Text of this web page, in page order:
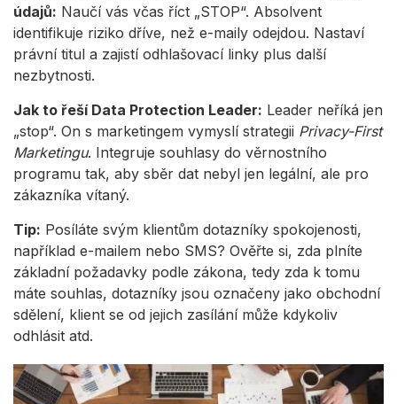
údajů: Naučí vás včas říct „STOP“. Absolvent
identifikuje riziko dříve, než e-maily odejdou. Nastaví
právní titul a zajistí odhlašovací linky plus další
nezbytnosti.
Jak to řeší Data Protection Leader: Leader neříká jen
„stop“. On s marketingem vymyslí strategii Privacy-First
Marketingu. Integruje souhlasy do věrnostního
programu tak, aby sběr dat nebyl jen legální, ale pro
zákazníka vítaný.
Tip: Posíláte svým klientům dotazníky spokojenosti,
například e-mailem nebo SMS? Ověřte si, zda plníte
základní požadavky podle zákona, tedy zda k tomu
máte souhlas, dotazníky jsou označeny jako obchodní
sdělení, klient se od jejich zasílání může kdykoliv
odhlásit atd.